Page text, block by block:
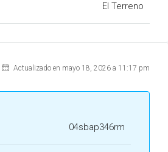
El Terreno
Actualizado en mayo 18, 2026 a 11:17 pm
04sbap346rm